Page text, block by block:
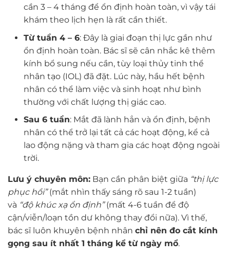
cần 3 – 4 tháng để ổn định hoàn toàn, vì vậy tái
khám theo lịch hẹn là rất cần thiết.
Từ tuần 4 – 6: Đây là giai đoạn thị lực gần như
ổn định hoàn toàn. Bác sĩ sẽ cân nhắc kê thêm
kính bổ sung nếu cần, tùy loại thủy tinh thể
nhân tạo (IOL) đã đặt. Lúc này, hầu hết bệnh
nhân có thể làm việc và sinh hoạt như bình
thường với chất lượng thị giác cao.
Sau 6 tuần: Mắt đã lành hẳn và ổn định, bệnh
nhân có thể trở lại tất cả các hoạt động, kể cả
lao động nặng và tham gia các hoạt động ngoài
trời.
Lưu ý chuyên môn: Bạn cần phân biệt giữa “thị lực
phục hồi”(mắt nhìn thấy sáng rõ sau 1-2 tuần)
và “độ khúc xạ ổn định”(mất 4-6 tuần để độ
cận/viễn/loạn tồn dư không thay đổi nữa). Vì thế,
bác sĩ luôn khuyên bệnh nhân chỉ nên đo cắt kính
gọng sau ít nhất 1 tháng kể từ ngày mổ.